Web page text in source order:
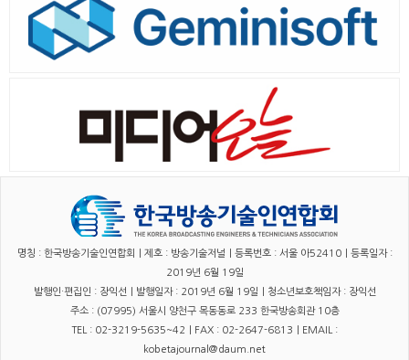
명칭 : 한국방송기술인연합회｜제호 : 방송기술저널｜등록번호 : 서울 아52410｜등록일자 :
2019년 6월 19일
발행인·편집인 : 장익선｜발행일자 : 2019년 6월 19일｜청소년보호책임자 : 장익선
주소 : (07995) 서울시 양천구 목동동로 233 한국방송회관 10층
TEL : 02-3219-5635~42｜FAX : 02-2647-6813｜EMAIL :
kobetajournal@daum.net